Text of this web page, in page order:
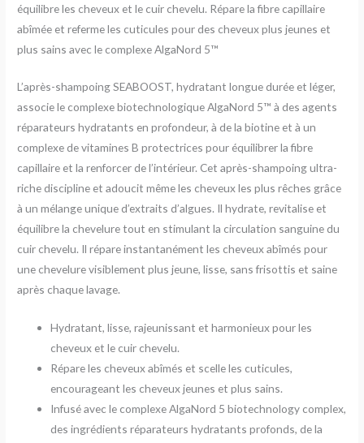
équilibre les cheveux et le cuir chevelu. Répare la fibre capillaire
abîmée et referme les cuticules pour des cheveux plus jeunes et
plus sains avec le complexe AlgaNord 5™
L’après-shampoing SEABOOST, hydratant longue durée et léger,
associe le complexe biotechnologique AlgaNord 5™ à des agents
réparateurs hydratants en profondeur, à de la biotine et à un
complexe de vitamines B protectrices pour équilibrer la fibre
capillaire et la renforcer de l’intérieur. Cet après-shampoing ultra-
riche discipline et adoucit même les cheveux les plus rêches grâce
à un mélange unique d’extraits d’algues. Il hydrate, revitalise et
équilibre la chevelure tout en stimulant la circulation sanguine du
cuir chevelu. Il répare instantanément les cheveux abîmés pour
une chevelure visiblement plus jeune, lisse, sans frisottis et saine
après chaque lavage.
Hydratant, lisse, rajeunissant et harmonieux pour les
cheveux et le cuir chevelu.
Répare les cheveux abîmés et scelle les cuticules,
encourageant les cheveux jeunes et plus sains.
Infusé avec le complexe AlgaNord 5 biotechnology complex,
des ingrédients réparateurs hydratants profonds, de la